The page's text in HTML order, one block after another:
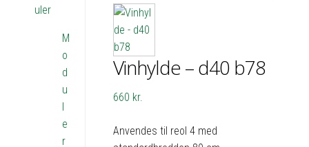
Vinhylde – d40 b78
660 kr.
Anvendes til reol 4 med
uler
M
o
d
u
l
e
r